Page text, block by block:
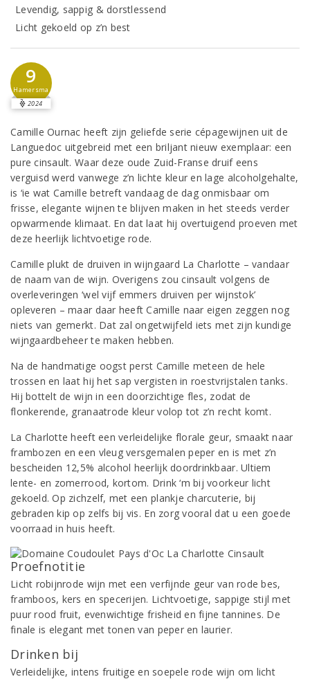
Levendig, sappig & dorstlessend
Licht gekoeld op z’n best
9
Hamersma
2024
Camille Ournac heeft zijn geliefde serie cépagewijnen uit de
Languedoc uitgebreid met een briljant nieuw exemplaar: een
pure cinsault. Waar deze oude Zuid-Franse druif eens
verguisd werd vanwege z’n lichte kleur en lage alcoholgehalte,
is ‘ie wat Camille betreft vandaag de dag onmisbaar om
frisse, elegante wijnen te blijven maken in het steeds verder
opwarmende klimaat. En dat laat hij overtuigend proeven met
deze heerlijk lichtvoetige rode.
Camille plukt de druiven in wijngaard La Charlotte – vandaar
de naam van de wijn. Overigens zou cinsault volgens de
overleveringen ‘wel vijf emmers druiven per wijnstok’
opleveren – maar daar heeft Camille naar eigen zeggen nog
niets van gemerkt. Dat zal ongetwijfeld iets met zijn kundige
wijngaardbeheer te maken hebben.
Na de handmatige oogst perst Camille meteen de hele
trossen en laat hij het sap vergisten in roestvrijstalen tanks.
Hij bottelt de wijn in een doorzichtige fles, zodat de
flonkerende, granaatrode kleur volop tot z’n recht komt.
La Charlotte heeft een verleidelijke florale geur, smaakt naar
frambozen en een vleug versgemalen peper en is met z’n
bescheiden 12,5% alcohol heerlijk doordrinkbaar. Ultiem
lente- en zomerrood, kortom. Drink ‘m bij voorkeur licht
gekoeld. Op zichzelf, met een plankje charcuterie, bij
gebraden kip op zelfs bij vis. En zorg vooral dat u een goede
voorraad in huis heeft.
Proefnotitie
Licht robijnrode wijn met een verfijnde geur van rode bes,
framboos, kers en specerijen. Lichtvoetige, sappige stijl met
puur rood fruit, evenwichtige frisheid en fijne tannines. De
finale is elegant met tonen van peper en laurier.
Drinken bij
Verleidelijke, intens fruitige en soepele rode wijn om licht